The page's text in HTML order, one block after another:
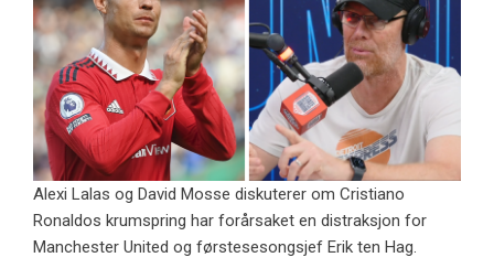
Alexi Lalas og David Mosse diskuterer om Cristiano
Ronaldos krumspring har forårsaket en distraksjon for
Manchester United og førstesesongsjef Erik ten Hag.